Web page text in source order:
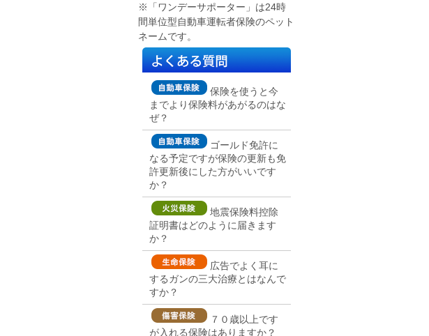
※「ワンデーサポーター」は24時
間単位型自動車運転者保険のペット
ネームです。
保険を使うと今
までより保険料があがるのはな
ぜ？
ゴールド免許に
なる予定ですが保険の更新も免
許更新後にした方がいいです
か？
地震保険料控除
証明書はどのように届きます
か？
広告でよく耳に
するガンの三大治療とはなんで
すか？
７０歳以上です
が入れる保険はありますか？